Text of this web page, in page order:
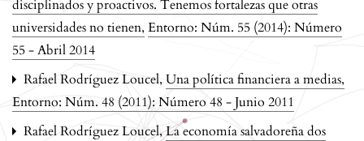
disciplinados y proactivos. Tenemos fortalezas que otras
universidades no tienen, Entorno: Núm. 55 (2014): Número
55 - Abril 2014
Rafael Rodríguez Loucel, Una política financiera a medias,
Entorno: Núm. 48 (2011): Número 48 - Junio 2011
Rafael Rodríguez Loucel,La economía salvadoreña dos